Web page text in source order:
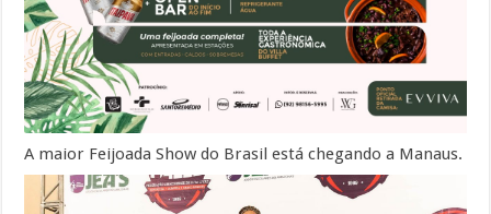
A maior Feijoada Show do Brasil está chegando a Manaus.